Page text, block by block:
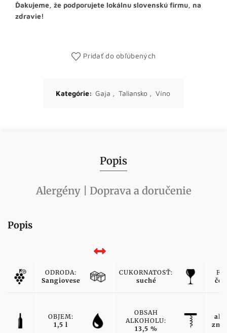
Ďakujeme, že podporujete lokálnu slovenskú firmu, na
zdravie!
Pridať do obľúbených
Kategórie: Gaja , Taliansko , Víno
Popis
Alergény | Doprava a doručenie
Popis
ODRODA:
Sangiovese
CUKORNATOSŤ:
suché
OBJEM:
1,5 l
OBSAH
ALKOHOLU:
13,5 %